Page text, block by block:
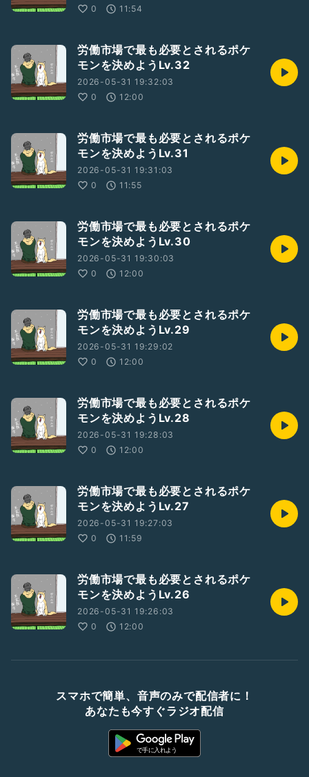
0
11:54
労働市場で最も必要とされるポケ
モンを決めようLv.32
2026-05-31 19:32:03
0
12:00
労働市場で最も必要とされるポケ
モンを決めようLv.31
2026-05-31 19:31:03
0
11:55
労働市場で最も必要とされるポケ
モンを決めようLv.30
2026-05-31 19:30:03
0
12:00
労働市場で最も必要とされるポケ
モンを決めようLv.29
2026-05-31 19:29:02
0
12:00
労働市場で最も必要とされるポケ
モンを決めようLv.28
2026-05-31 19:28:03
0
12:00
労働市場で最も必要とされるポケ
モンを決めようLv.27
2026-05-31 19:27:03
0
11:59
労働市場で最も必要とされるポケ
モンを決めようLv.26
2026-05-31 19:26:03
0
12:00
スマホで簡単、音声のみで配信者に！
あなたも今すぐラジオ配信